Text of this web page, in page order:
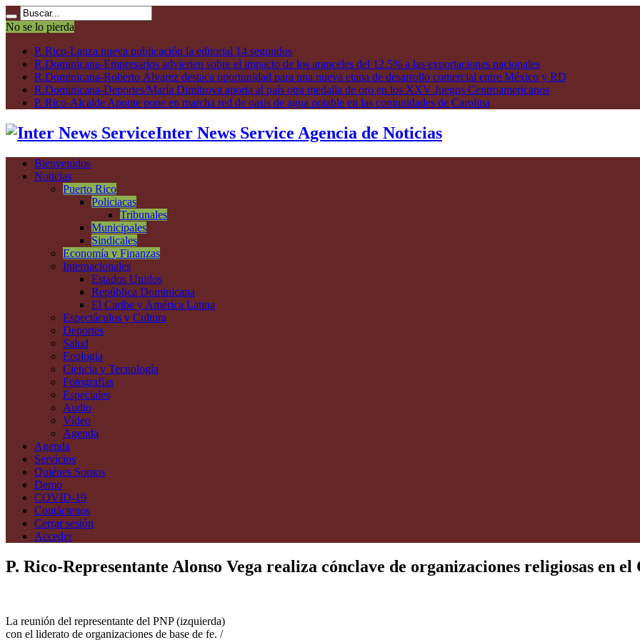
No se lo pierda
P. Rico-Lanza nueva publicación la editorial 14 segundos
R.Dominicana-Empresarios advierten sobre el impacto de los aranceles del 12.5% a las exportaciones nacionales
R.Dominicana-Roberto Álvarez destaca oportunidad para una nueva etapa de desarrollo comercial entre México y RD
R.Dominicana-Deportes/María Dimitrova aporta al país otra medalla de oro en los XXV Juegos Centroamericanos
P. Rico-Alcalde Aponte pone en marcha red de oasis de agua potable en las comunidades de Carolina
Inter News Service Agencia de Noticias
Bienvenidos
Noticias
Puerto Rico
Policiacas
Tribunales
Municipales
Sindicales
Economía y Finanzas
Internacionales
Estados Unidos
República Dominicana
El Caribe y América Latina
Espectáculos y Cultura
Deportes
Salud
Ecología
Ciencia y Tecnología
Fotografías
Especiales
Audio
Vídeo
Agenda
Agenda
Servicios
Quiénes Somos
Demo
COVID-19
Contáctenos
Cerrar sesión
Acceder
P. Rico-Representante Alonso Vega realiza cónclave de organizaciones religiosas en
La reunión del representante del PNP (izquierda)
con el liderato de organizaciones de base de fe. /